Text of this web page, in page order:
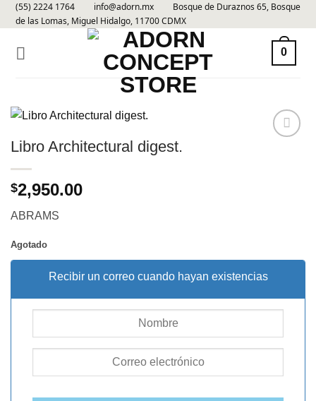
Skip
to
(55) 2224 1764 info@adorn.mx
Bosque de Duraznos 65, Bosque
de las Lomas, Miguel Hidalgo, 11700 CDMX
0
Libro Architectural digest.
$2,950.00
ABRAMS
Agotado
Recibir un correo cuando hayan existencias